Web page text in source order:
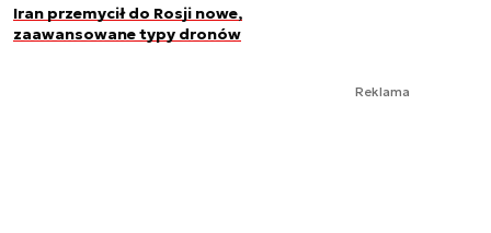
Iran przemycił do Rosji nowe,
zaawansowane typy dronów
Reklama